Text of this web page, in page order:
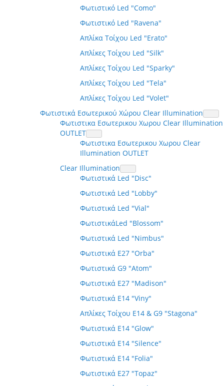
Φωτιστικό Led "Como"
Φωτιστικό Led "Ravena"
Απλίκα Τοίχου Led "Erato"
Απλίκες Τοίχου Led "Silk"
Απλίκες Τοίχου Led "Sparky"
Απλίκες Τοίχου Led "Tela"
Απλίκες Τοίχου Led "Volet"
Φωτιστικά Εσωτερικού Χώρου Clear Illumination
Φωτιστικα Εσωτερικου Χωρου Clear Illumination
OUTLET
Φωτιστικα Εσωτερικου Χωρου Clear
Illumination OUTLET
Clear Illumination
Φωτιστικά Led "Disc"
Φωτιστικά Led "Lobby"
Φωτιστικά Led "Vial"
ΦωτιστικάLed "Blossom"
Φωτιστικά Led "Nimbus"
Φωτιστικά E27 "Orba"
Φωτιστικά G9 "Atom"
Φωτιστικά E27 "Madison"
Φωτιστικά E14 "Viny"
Απλίκες Τοίχου E14 & G9 "Stagona"
Φωτιστικά E14 "Glow"
Φωτιστικά E14 "Silence"
Φωτιστικά E14 "Folia"
Φωτιστικά E27 "Topaz"